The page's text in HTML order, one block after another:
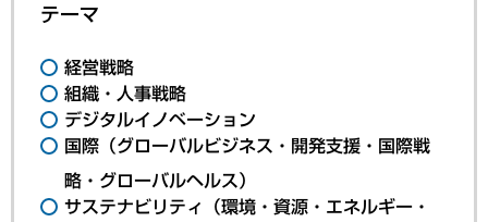
テーマ
経営戦略
組織・人事戦略
デジタルイノベーション
国際（グローバルビジネス・開発支援・国際戦
略・グローバルヘルス）
サステナビリティ（環境・資源・エネルギー・